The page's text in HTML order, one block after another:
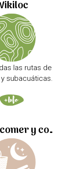
las rutas de
subacuáticas.
Dormir, comer y comprar